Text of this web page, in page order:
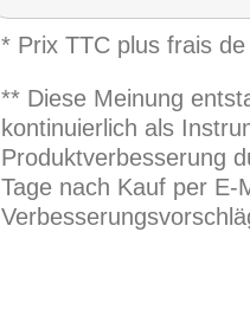
* Prix TTC plus frais
** Diese Meinung
kontinuierlich als
Produktverbesserung
Tage nach Kauf per E-